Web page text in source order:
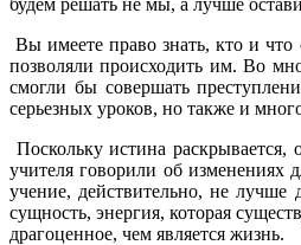
Вы имеете право знать, кто и что
позволяли происходить им. Во
смогли бы совершать
серьезных уроков, но также и
Поскольку истина
учителя говорили об изменениях
учение, действительно, не
сущность, энергия, которая
драгоценное, чем является жизнь.